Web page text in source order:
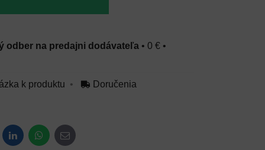
odber na predajni dodávateľa• 0 € •
k produktu Doručenia
LinkedInWhatsApp
E-mail